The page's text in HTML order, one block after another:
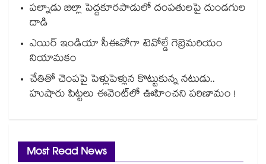
పల్నాడు జిల్లా పెద్దకూరపాడులో దంపతులపై దుండగుల
దాడి
ఎయిర్ ఇండియా సీఈవోగా టెవోల్డే గెబ్రెమరియం
నియామకం
చేతితో చెంపపై పెళ్లుపెళ్లున కొట్టుకున్న నటుడు..
హుషారు పిట్టలు ఈవెంట్⁫లో ఊహించని పరిణామం !
Most Read News